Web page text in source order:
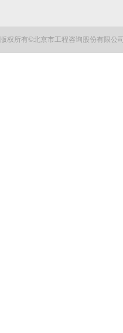
版权所有©北京市工程咨询股份有限公